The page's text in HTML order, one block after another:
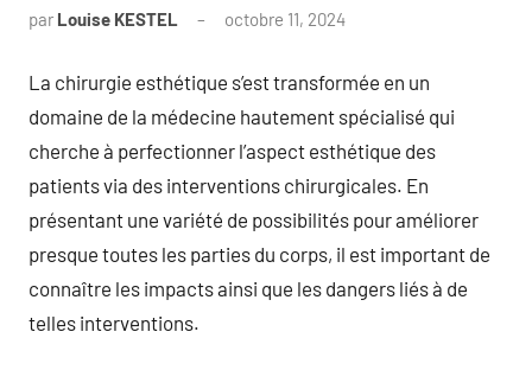
par Louise KESTEL octobre 11, 2024
La chirurgie esthétique s’est transformée en un
domaine de la médecine hautement spécialisé qui
cherche à perfectionner l’aspect esthétique des
patients via des interventions chirurgicales. En
présentant une variété de possibilités pour améliorer
presque toutes les parties du corps, il est important de
connaître les impacts ainsi que les dangers liés à de
telles interventions.